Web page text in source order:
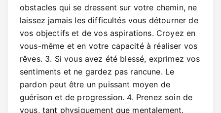
obstacles qui se dressent sur votre chemin, ne
laissez jamais les difficultés vous détourner de
vos objectifs et de vos aspirations. Croyez en
vous-même et en votre capacité à réaliser vos
rêves. 3. Si vous avez été blessé, exprimez vos
sentiments et ne gardez pas rancune. Le
pardon peut être un puissant moyen de
guérison et de progression. 4. Prenez soin de
vous, tant physiquement que mentalement.